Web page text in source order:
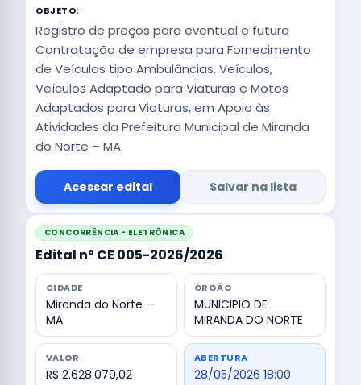
OBJETO:
Registro de preços para eventual e futura
Contratação de empresa para Fornecimento
de Veículos tipo Ambulâncias, Veículos,
Veículos Adaptado para Viaturas e Motos
Adaptados para Viaturas, em Apoio às
Atividades da Prefeitura Municipal de Miranda
do Norte – MA.
Acessar edital Salvar na lista
CONCORRÊNCIA - ELETRÔNICA
Edital nº CE 005-2026/2026
CIDADE
Miranda do Norte —
MA
ÓRGÃO
MUNICIPIO DE
MIRANDA DO NORTE
VALOR
R$ 2.628.079,02
ABERTURA
28/05/2026 18:00